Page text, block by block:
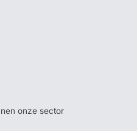
onze sector